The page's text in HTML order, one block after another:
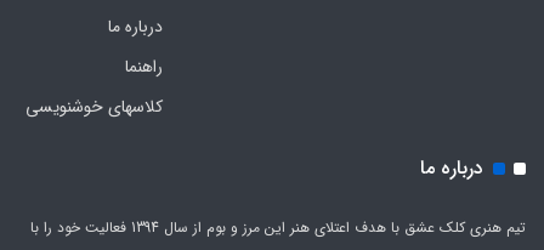
درباره ما
راهنما
کلاسهای خوشنویسی
درباره ما
تیم هنری کلک عشق با هدف اعتلای هنر این مرز و بوم از سال 1394 فعالیت خود را با